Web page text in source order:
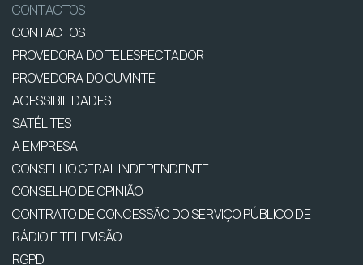
CONTACTOS
CONTACTOS
PROVEDORA DO TELESPECTADOR
PROVEDORA DO OUVINTE
ACESSIBILIDADES
SATÉLITES
A EMPRESA
CONSELHO GERAL INDEPENDENTE
CONSELHO DE OPINIÃO
CONTRATO DE CONCESSÃO DO SERVIÇO PÚBLICO DE
RÁDIO E TELEVISÃO
RGPD